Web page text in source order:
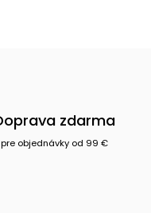
zdarma
pre objednávky od 99 €